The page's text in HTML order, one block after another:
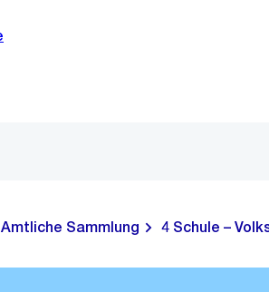
Amtliche Sammlung 4 Schule –